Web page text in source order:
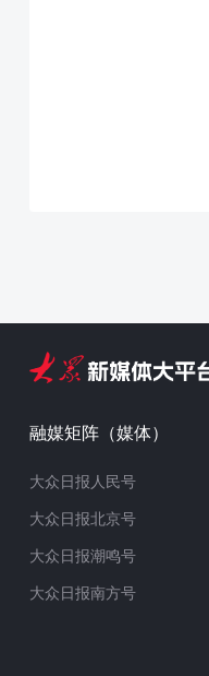
融媒矩阵（媒体）
大众日报人民号
大众日报北京号
大众日报潮鸣号
大众日报南方号